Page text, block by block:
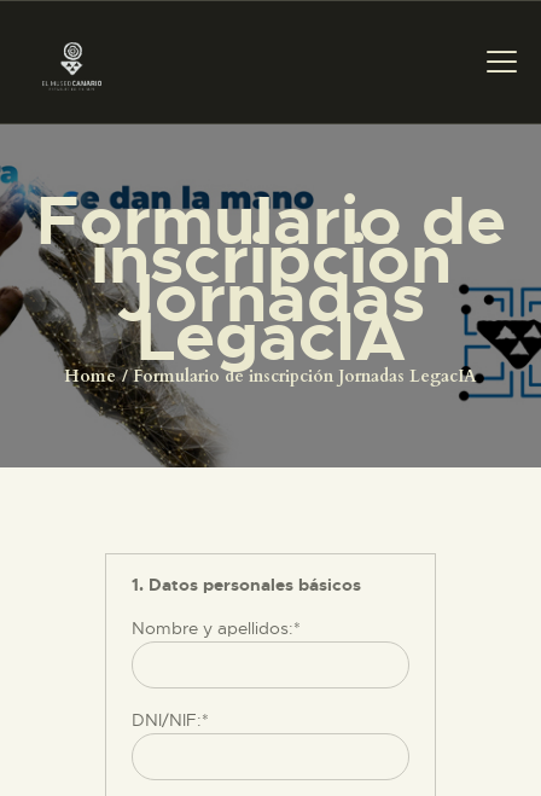
Formulario de
inscripción
Jornadas
LegacIA
Home Formulario de inscripción Jornadas LegacIA
PREPARAR LA VISITA
ACTIVIDADES
█
EL MUSEO
DIDÁCTICA
ESPAÑOL
PREPARAR LA VISITA
ACTIVIDADES
1. Datos personales básicos
Nombre y apellidos:*
DNI/NIF:*